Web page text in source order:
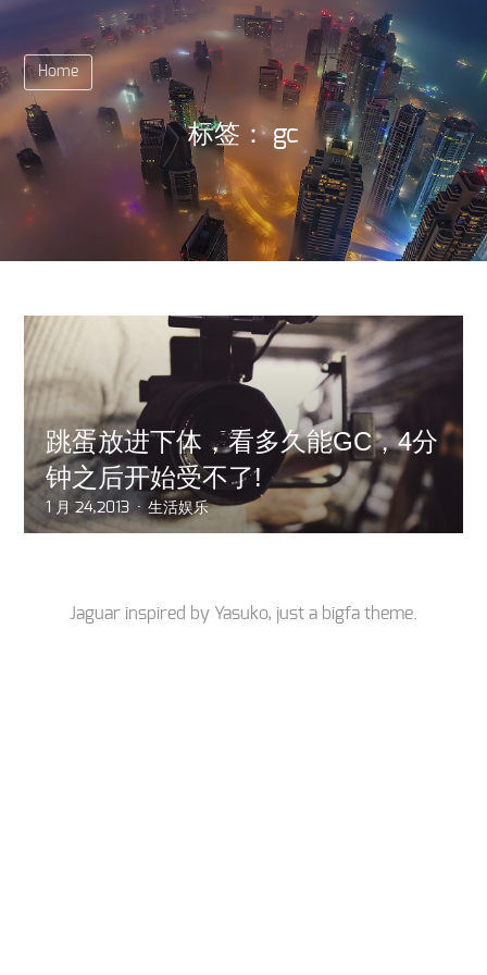
Home
标签：gc
跳蛋放进下体，看多久能GC，4分
钟之后开始受不了!
1 月 24,2013 生活娱乐
Jaguar inspired by Yasuko, just a bigfa theme.